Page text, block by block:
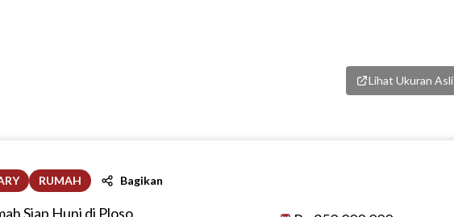
Lihat Ukuran Asli
RUMAH Bagikan
Siap Huni di Ploso